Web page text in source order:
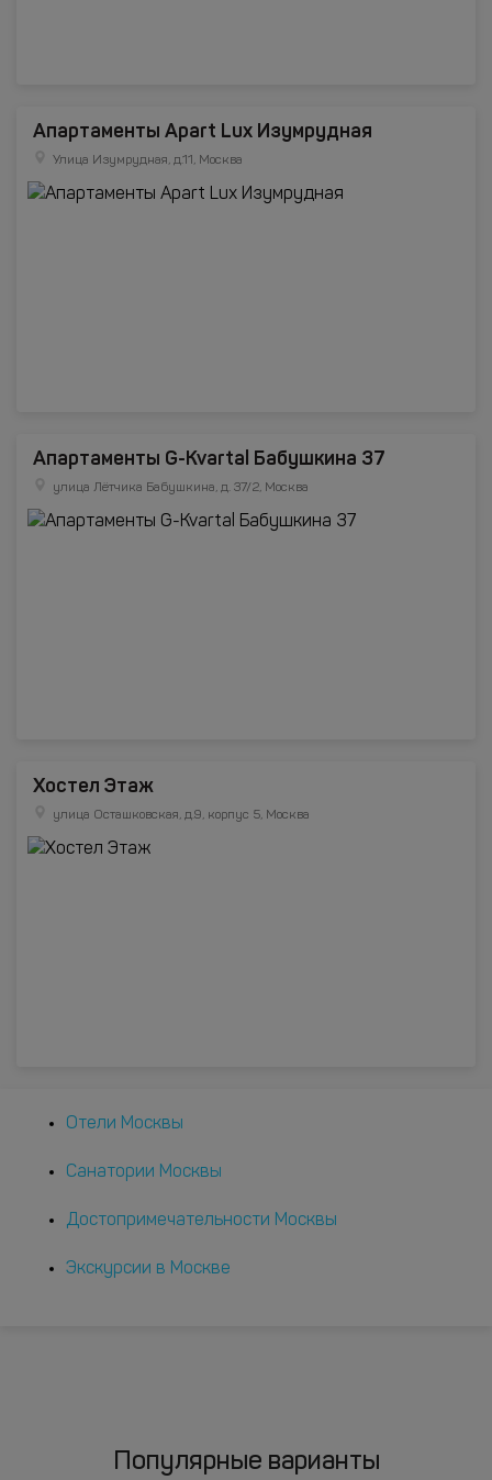
Апартаменты Apart Lux Изумрудная
Улица Изумрудная, д.11, Москва
Апартаменты G-Kvartal Бабушкина 37
улица Лётчика Бабушкина, д. 37/2, Москва
Хостел Этаж
улица Осташковская, д.9, корпус 5, Москва
Отели Москвы
Санатории Москвы
Достопримечательности Москвы
Экскурсии в Москве
Популярные варианты